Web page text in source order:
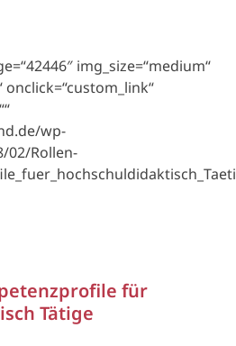
img_size=“medium“
onclick=“custom_link“
wp-
02/Rollen-
für
Tätige